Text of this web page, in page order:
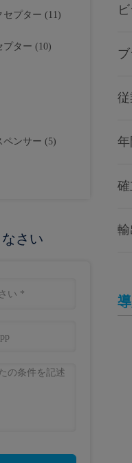
セプター (11)
プター (10)
ペンサー (5)
さい
輸